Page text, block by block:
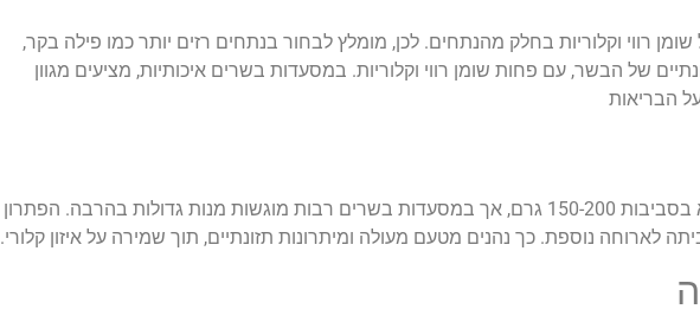
רווי וקלוריות בחלק מהנתחים. לכן, מומלץ לבחור בנתחים רזים יותר כמו פילה בקר,
של הבשר, עם פחות שומן רווי וקלוריות. במסעדות בשרים איכותיות, מציעים מגוון
הבריאות
חשוב לא פחות הוא גודל המנה. מנה מומלצת של בשר היא בסביבות 150-200 גרם, אך במסעדות בשרים רבות מוגשות מנות גדולות בהרבה. הפתרון
לארוחה נוספת. כך נהנים מטעם מעולה ומיתרונות תזונתיים, תוך שמירה על איזון קלורי.